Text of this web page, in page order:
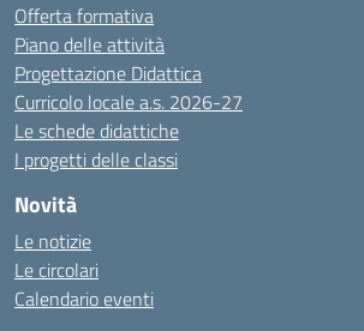
Offerta formativa
Piano delle attività
Progettazione Didattica
Curricolo locale a.s. 2026-27
Le schede didattiche
I progetti delle classi
Novità
Le notizie
Le circolari
Calendario eventi